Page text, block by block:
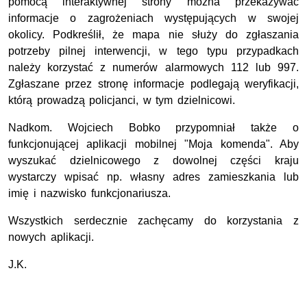
informacje o zagrożeniach występujących w swojej
okolicy. Podkreślił, że mapa nie służy do zgłaszania
potrzeby pilnej interwencji, w tego typu przypadkach
należy korzystać z numerów alarmowych 112 lub 997.
Zgłaszane przez stronę informacje podlegają weryfikacji,
którą prowadzą policjanci, w tym dzielnicowi.
Nadkom. Wojciech Bobko przypomniał także o
funkcjonującej aplikacji mobilnej "Moja komenda". Aby
wyszukać dzielnicowego z dowolnej części kraju
wystarczy wpisać np. własny adres zamieszkania lub
imię i nazwisko funkcjonariusza.
Wszystkich serdecznie zachęcamy do korzystania z
nowych aplikacji.
J.K.